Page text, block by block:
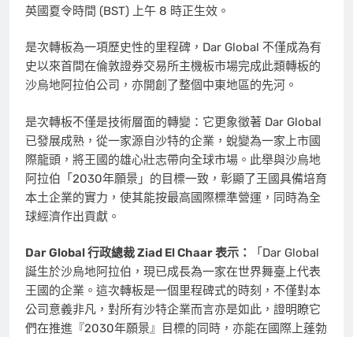
英國夏令時間 (BST) 上午 8 時正生效。
是次轉板為一項歷史性的里程碑，Dar Global 不僅成為有
史以來首間在倫敦證券交易所主機板市場完成此類轉板的
沙烏地阿拉伯公司，亦開創了整個中東地區的先河。
是次轉板不僅是技術層面的轉變：它更象徵著 Dar Global
已發展成熟，從一家源自沙特的企業，蛻變為一家上市國
際龍頭，將王國的雄心壯志帶向全球市場。此舉與沙烏地
阿拉伯「2030年願景」的目標一致，彰顯了王國具備培育
本土企業的實力，使其能按最高國際標準營運，同時為全
球經濟作出貢獻。
Dar Global行政總裁Ziad El Chaar表示：
「Dar Global
誕生於沙烏地阿拉伯，現已成長為一家在世界舞臺上代表
王國的企業。這次轉板是一個里程碑式的時刻，不僅對本
公司意義非凡，對所有沙特企業而言亦是如此，證明瞭它
們在推進『2030年願景』目標的同時，亦能在國際上蓬勃